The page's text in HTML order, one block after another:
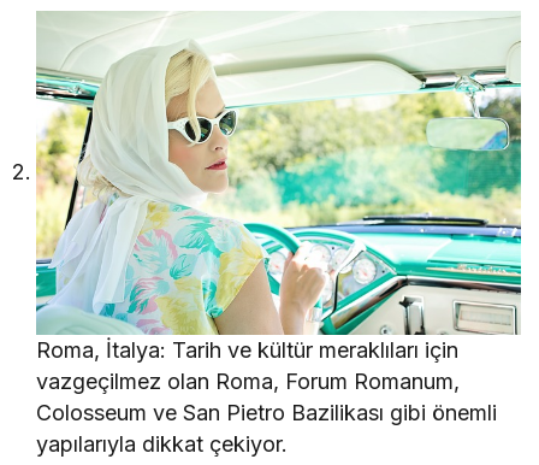
Roma, İtalya: Tarih ve kültür meraklıları için
vazgeçilmez olan Roma, Forum Romanum,
Colosseum ve San Pietro Bazilikası gibi önemli
yapılarıyla dikkat çekiyor.